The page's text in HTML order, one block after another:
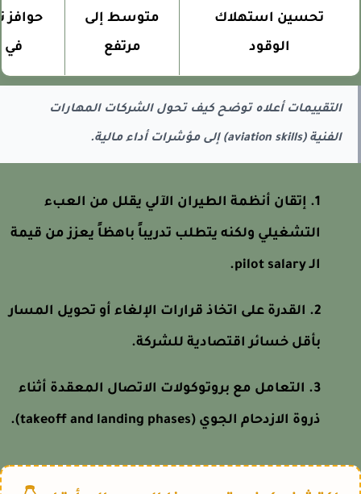
تحسين استهلاك
الوقود
متوسط إلى
مرتفع
حوافز
في
التقييمات أعلاه توضح كيف تحول الشركات المهارات
الفنية (aviation skills) إلى مؤشرات أداء مالية.
إتقان أنظمة الطيران الآلي يقلل من العبء
التشغيلي ولكنه يتطلب تدريباً باهظاً يعزز من قيمة
القدرة على اتخاذ قرارات الإلغاء أو تحويل المسار
بأقل خسائر اقتصادية للشركة.
التعامل مع بروتوكولات الاتصال المعقدة أثناء
ذروة الازدحام الجوي (takeoff and landing phases).